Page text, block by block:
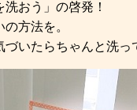
おう」の啓発！
方法を。
づいたらちゃんと洗っ